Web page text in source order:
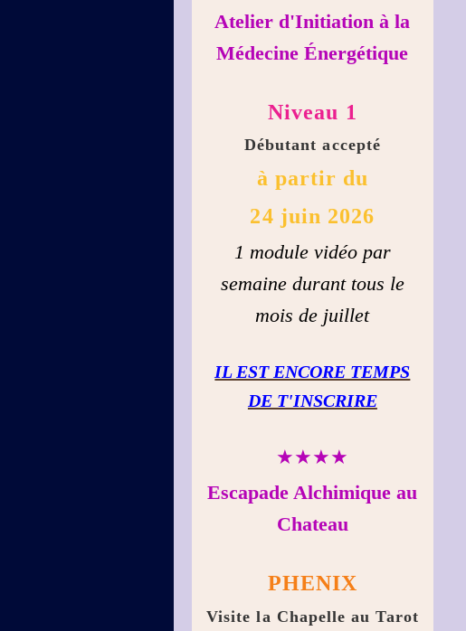
Atelier d'Initiation à la
Médecine Énergétique
Niveau 1
Débutant accepté
à partir du
24 juin 2026
1 module vidéo par
semaine durant tous le
mois de juillet
IL EST ENCORE TEMPS
DE T'INSCRIRE
★★★★
Escapade Alchimique au
Chateau
PHENIX
Visite la Chapelle au Tarot